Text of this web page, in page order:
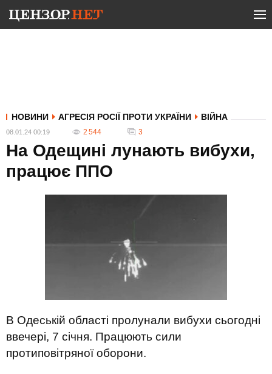
НОВИНИ АГРЕСІЯ РОСІЇ ПРОТИ УКРАЇНИ ВІЙНА
08.01.24 00:19 2 544 3
На Одещині лунають вибухи,
працює ППО
В Одеській області пролунали вибухи сьогодні
ввечері, 7 січня. Працюють сили
протиповітряної оборони.